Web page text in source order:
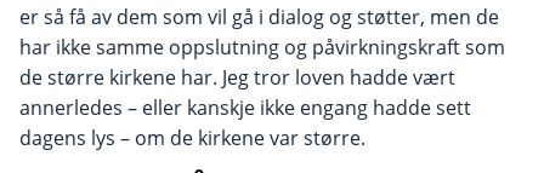
er så få av dem som vil gå i dialog og støtter, men de
har ikke samme oppslutning og påvirkningskraft som
de større kirkene har. Jeg tror loven hadde vært
annerledes – eller kanskje ikke engang hadde sett
dagens lys – om de kirkene var større.